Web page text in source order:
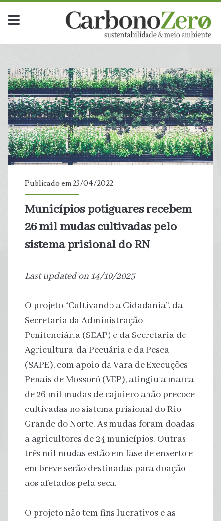
Publicado em 23/04/2022
Municípios potiguares recebem
26 mil mudas cultivadas pelo
sistema prisional do RN
Last updated on 14/10/2025
O projeto “Cultivando a Cidadania”, da
Secretaria da Administração
Penitenciária (SEAP) e da Secretaria de
Agricultura, da Pecuária e da Pesca
(SAPE), com apoio da Vara de Execuções
Penais de Mossoró (VEP), atingiu a marca
de 26 mil mudas de cajuiero anão precoce
cultivadas no sistema prisional do Rio
Grande do Norte. As mudas foram doadas
a agricultores de 24 municípios. Outras
três mil mudas estão em fase de enxerto e
em breve serão destinadas para doação
aos afetados pela seca.
O projeto não tem fins lucrativos e as